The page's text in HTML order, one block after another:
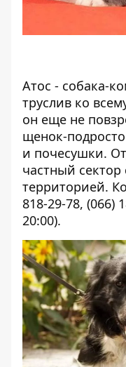
Атос - собака-
труслив ко
он еще не
щенок-
и почесушки.
частный
территорией.
818-29-78, (066)
20:00).